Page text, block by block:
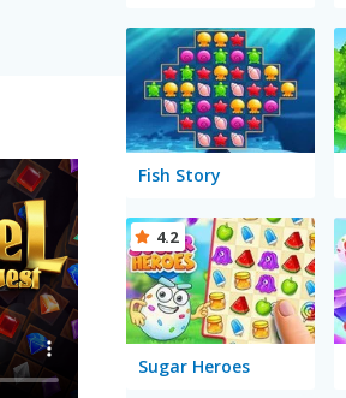
Fish Story
Sugar Heroes
4.2